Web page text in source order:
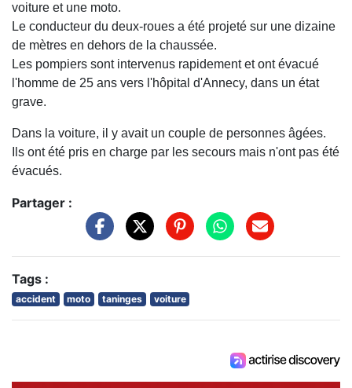
voiture et une moto.
Le conducteur du deux-roues a été projeté sur une dizaine
de mètres en dehors de la chaussée.
Les pompiers sont intervenus rapidement et ont évacué
l'homme de 25 ans vers l'hôpital d'Annecy, dans un état
grave.
Dans la voiture, il y avait un couple de personnes âgées.
Ils ont été pris en charge par les secours mais n'ont pas été
évacués.
Partager :
Tags :
accident moto taninges voiture